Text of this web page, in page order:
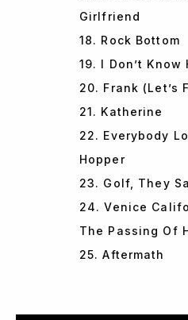
Girlfriend
18. Rock Bottom
19. I Don’t Know
20. Frank (Let’s
21. Katherine
22. Everybody
Hopper
23. Golf, They
24. Venice
The Passing Of
25. Aftermath